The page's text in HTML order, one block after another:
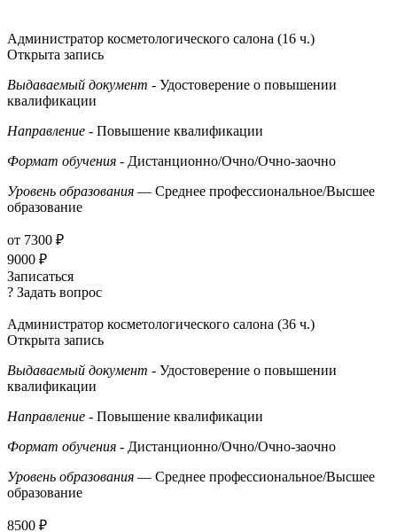
Администратор косметологического салона (16 ч.)
Открыта запись
Выдаваемый документ - Удостоверение о повышении
квалификации
Направление - Повышение квалификации
Формат обучения - Дистанционно/Очно/Очно-заочно
Уровень образования — Среднее профессиональное/Высшее
образование
от 7300 ₽
9000 ₽
Записаться
? Задать вопрос
Администратор косметологического салона (36 ч.)
Открыта запись
Выдаваемый документ - Удостоверение о повышении
квалификации
Направление - Повышение квалификации
Формат обучения - Дистанционно/Очно/Очно-заочно
Уровень образования — Среднее профессиональное/Высшее
образование
8500 ₽